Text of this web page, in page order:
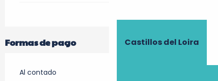
Castillos del Loira
Formas de pago
Al contado